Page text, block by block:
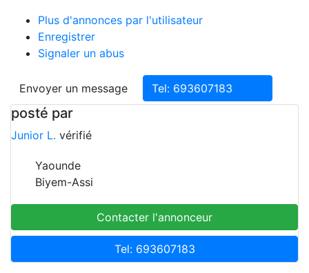
Plus d'annonces par l'utilisateur
Enregistrer
Signaler un abus
Envoyer un message Tel: 693607183
posté par
Junior L. vérifié
Yaounde
Biyem-Assi
Contacter l'annonceur
Tel: 693607183